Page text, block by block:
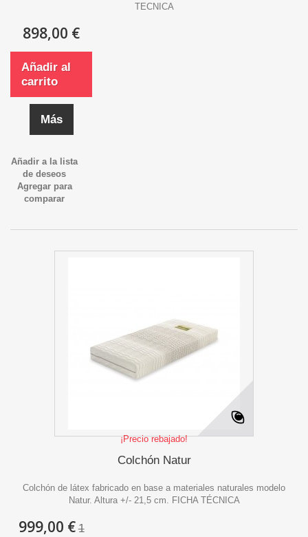
TECNICA
898,00 €
Añadir al
carrito
Más
Añadir a la lista
de deseos
Agregar para
comparar
¡Precio rebajado!
Colchón Natur
Colchón de látex fabricado en base a materiales naturales modelo
Natur. Altura +/- 21,5 cm. FICHA TÉCNICA
999,00 € 1